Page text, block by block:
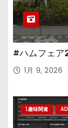
#ハムフェア
1月 9, 2026
1.趣味関連